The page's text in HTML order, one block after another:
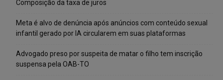
Composição da taxa de juros
Meta é alvo de denúncia após anúncios com conteúdo sexual
infantil gerado por IA circularem em suas plataformas
Advogado preso por suspeita de matar o filho tem inscrição
suspensa pela OAB-TO